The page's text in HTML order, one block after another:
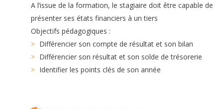
A l’issue de la formation, le stagiaire doit être capable de
présenter ses états financiers à un tiers
Objectifs pédagogiques :
Différencier son compte de résultat et son bilan
Différencier son résultat et son solde de trésorerie
Identifier les points clés de son année